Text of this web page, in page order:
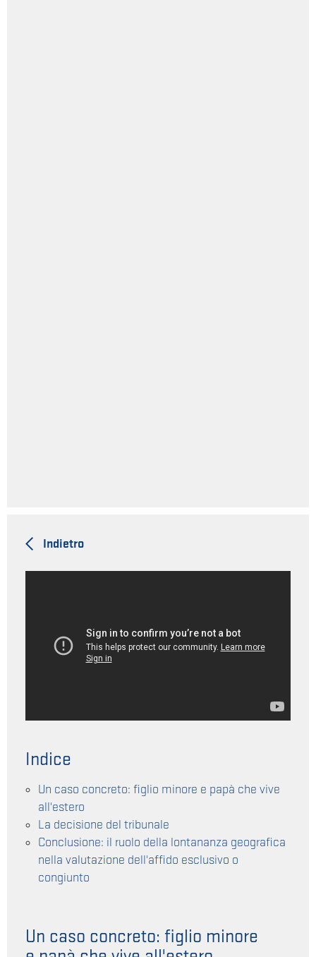
Indietro
Indice
Un caso concreto: figlio minore e papà che vive
all'estero
La decisione del tribunale
Conclusione: il ruolo della lontananza geografica
nella valutazione dell'affido esclusivo o
congiunto
Un caso concreto: figlio minore